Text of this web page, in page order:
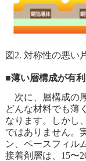
図2. 対称性の悪い
■薄い層構成が有利
次に、層構成の
どんな材料でも薄
なります。しかし
ではありません。
ン、ベースフィル
接着剤層は、15〜